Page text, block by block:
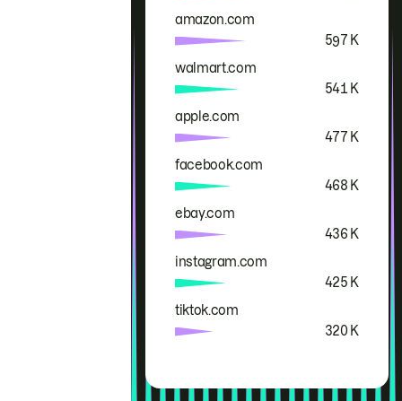
amazon.com
597 K
walmart.com
541 K
apple.com
477 K
facebook.com
468 K
ebay.com
436 K
instagram.com
425 K
tiktok.com
320 K